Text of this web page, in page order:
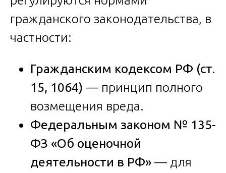
гражданского законодательства, в
частности:
Гражданским кодексом РФ (ст.
15, 1064) — принцип полного
возмещения вреда.
Федеральным законом № 135-
ФЗ «Об оценочной
деятельности в РФ» — для